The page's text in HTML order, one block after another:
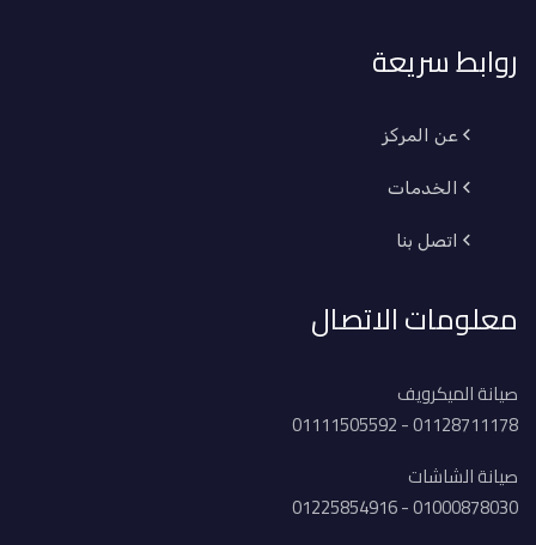
روابط سريعة
عن المركز
الخدمات
اتصل بنا
معلومات الاتصال
صيانة الميكرويف
01128711178 - 01111505592
صيانة الشاشات
01000878030 - 01225854916